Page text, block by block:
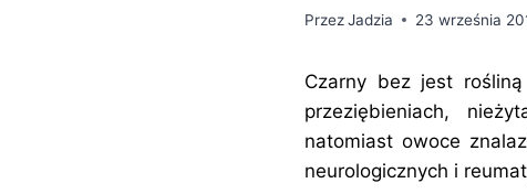
PrzezJadzia 23 września
Czarny bez jest
przeziębieniach,
natomiast owoce
neurologicznych i